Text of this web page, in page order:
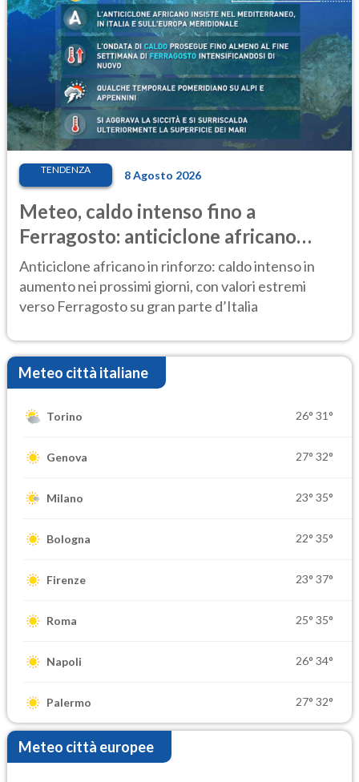
TENDENZA 8 Agosto 2026
Meteo, caldo intenso fino a
Ferragosto: anticiclone africano
ancora protagonista
Anticiclone africano in rinforzo: caldo intenso in
aumento nei prossimi giorni, con valori estremi
verso Ferragosto su gran parte d’Italia
Meteo città italiane
Torino 26° 31°
Genova 27° 32°
Milano 23° 35°
Bologna 22° 35°
Firenze 23° 37°
Roma 25° 35°
Napoli 26° 34°
Palermo 27° 32°
Meteo città europee